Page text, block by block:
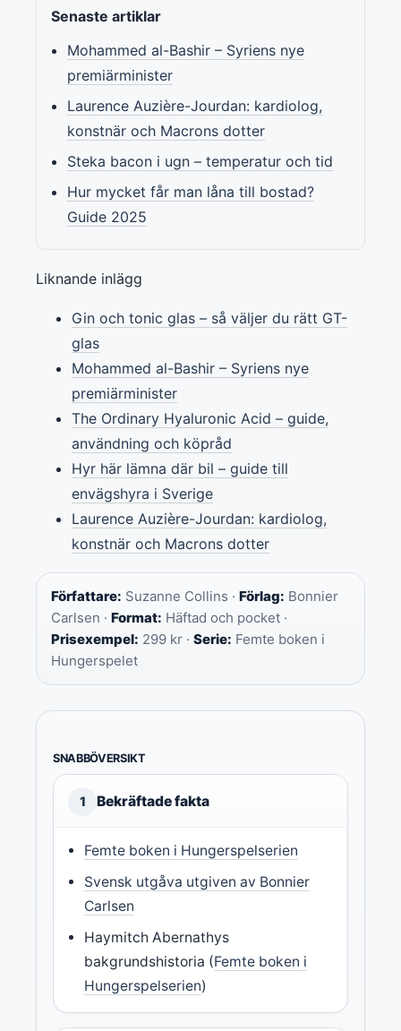
Senaste artiklar
Mohammed al-Bashir – Syriens nye
premiärminister
Laurence Auzière-Jourdan: kardiolog,
konstnär och Macrons dotter
Steka bacon i ugn – temperatur och tid
Hur mycket får man låna till bostad?
Guide 2025
Liknande inlägg
Gin och tonic glas – så väljer du rätt GT-
glas
Mohammed al-Bashir – Syriens nye
premiärminister
The Ordinary Hyaluronic Acid – guide,
användning och köpråd
Hyr här lämna där bil – guide till
envägshyra i Sverige
Laurence Auzière-Jourdan: kardiolog,
konstnär och Macrons dotter
Författare: Suzanne Collins · Förlag: Bonnier
Carlsen · Format: Häftad och pocket ·
Prisexempel: 299 kr · Serie: Femte boken i
Hungerspelet
SNABBÖVERSIKT
1 Bekräftade fakta
Femte boken i Hungerspelserien
Svensk utgåva utgiven av Bonnier
Carlsen
Haymitch Abernathys
bakgrundshistoria (Femte boken i
Hungerspelserien)